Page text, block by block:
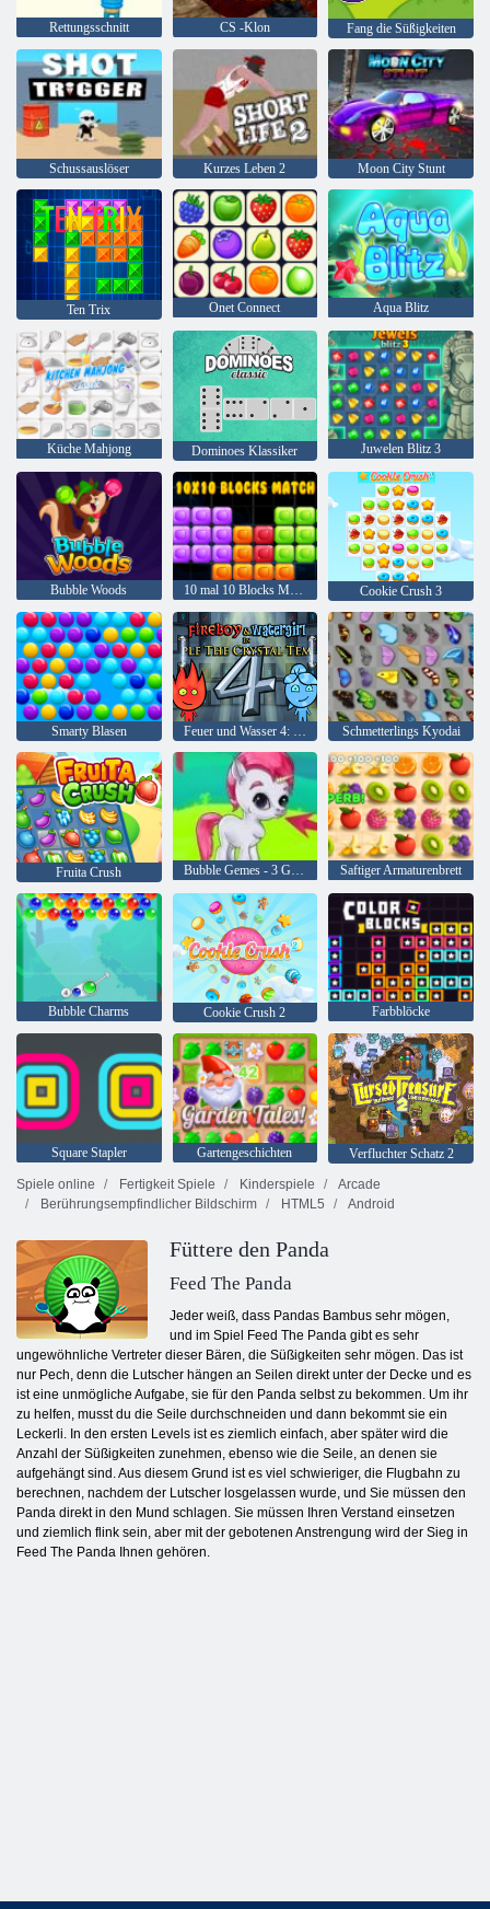
Rettungsschnitt CS -Klon Fang die Süßigkeiten
Schussauslöser Kurzes Leben 2 Moon City Stunt
Ten Trix Onet Connect Aqua Blitz
Küche Mahjong Dominoes Klassiker Juwelen Blitz 3
Bubble Woods 10 mal 10 Blocks Match Cookie Crush 3
Smarty Blasen Feuer und Wasser 4: Kristalltempel Schmetterlings Kyodai
Fruita Crush Bubble Gemes - 3 Gewinnt Saftiger Armaturenbrett
Bubble Charms Cookie Crush 2 Farbblöcke
Square Stapler Gartengeschichten
Verfluchter Schatz 2
Spiele online
Fertigkeit Spiele Kinderspiele
Arcade
Berührungsempfindlicher Bildschirm
HTML5 Android
Füttere den Panda
Feed The Panda
Jeder weiß, dass Pandas Bambus sehr mögen,
und im Spiel Feed The Panda gibt es sehr
ungewöhnliche Vertreter dieser Bären, die Süßigkeiten sehr mögen. Das ist
nur Pech, denn die Lutscher hängen an Seilen direkt unter der Decke und es
ist eine unmögliche Aufgabe, sie für den Panda selbst zu bekommen. Um ihr
zu helfen, musst du die Seile durchschneiden und dann bekommt sie ein
Leckerli. In den ersten Levels ist es ziemlich einfach, aber später wird die
Anzahl der Süßigkeiten zunehmen, ebenso wie die Seile, an denen sie
aufgehängt sind. Aus diesem Grund ist es viel schwieriger, die Flugbahn zu
berechnen, nachdem der Lutscher losgelassen wurde, und Sie müssen den
Panda direkt in den Mund schlagen. Sie müssen Ihren Verstand einsetzen
und ziemlich flink sein, aber mit der gebotenen Anstrengung wird der Sieg in
Feed The Panda Ihnen gehören.